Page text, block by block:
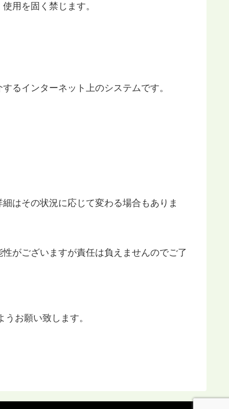
用を固く禁じます。
るインターネット上のシステムです。
はその状況に応じて変わる場合もありま
がございますが責任は負えませんのでご了
お願い致します。